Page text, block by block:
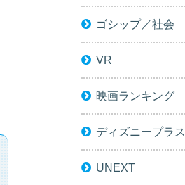
ゴシップ／社会
VR
映画ランキング
ディズニープラス
UNEXT